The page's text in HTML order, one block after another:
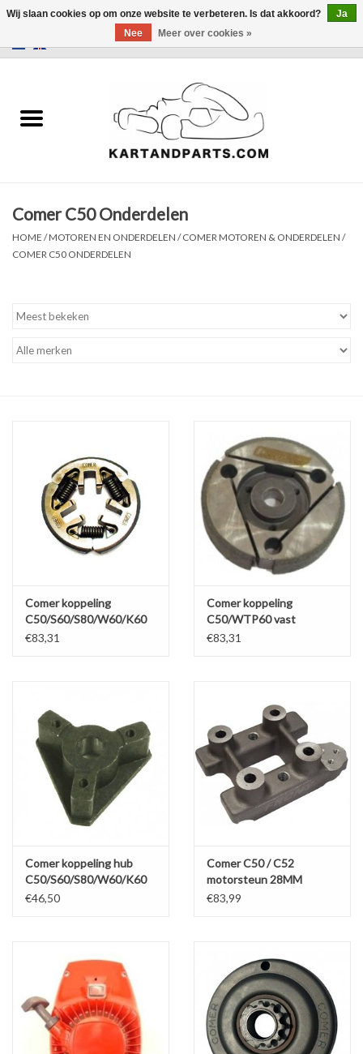
Sale
Kart Onderdelen
Laptimer
Kartbokjes en standaarden
Motoren en onderdelen
Comer C50 Onderdelen
HOME /MOTOREN EN ONDERDELEN /COMER MOTOREN & ONDERDELEN /
COMER C50 ONDERDELEN
Comer koppeling
C50/S60/S80/W60/K60
€83,31
Comer koppeling
C50/WTP60 vast
€83,31
Comer koppeling hub
C50/S60/S80/W60/K60
€46,50
Comer C50 / C52
motorsteun 28MM
€83,99
Wij slaan cookies op om onze website te verbeteren. Is dat akkoord?
Ja
Nee
Meer over cookies »